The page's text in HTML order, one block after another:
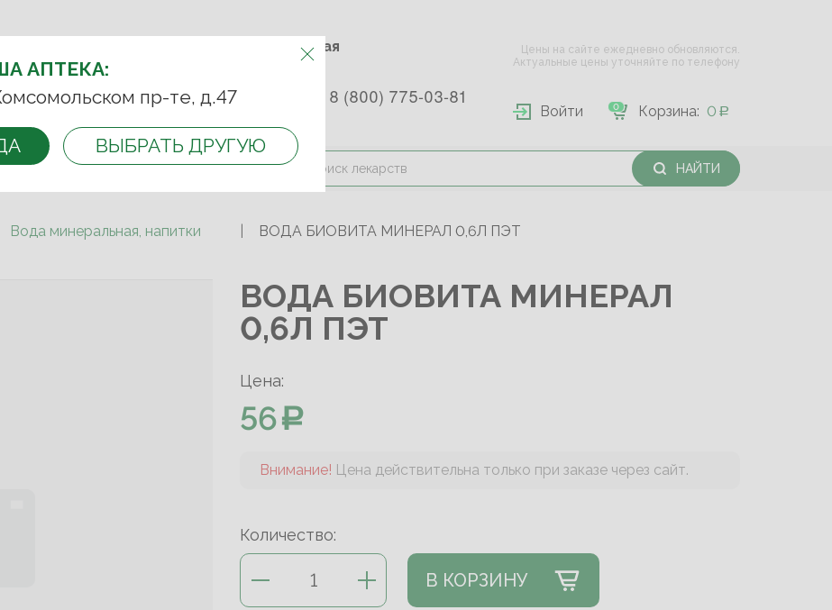
АПТЕКУ:
м.Фрунзенская м.Спортивная
Комсомольский пр-т, д. 47
АПТЕКА:
пр-те, д.47
ВЫБРАТЬ ДРУГУЮ
Цены на сайте ежедневно обновляются.
Актуальные цены уточняйте по телефону
253 45 93 +7 (499) 242-90-85 8 (800) 775-03-81
Войти Корзина: 0
0
и оплата Контакты Акции НАЙТИ
Вода минеральная, напитки ВОДА БИОВИТА МИНЕРАЛ 0,6Л ПЭТ
ВОДА БИОВИТА МИНЕРАЛ
0,6Л ПЭТ
Цена:
56
Внимание! Цена действительна только при заказе через сайт.
Количество:
В КОРЗИНУ